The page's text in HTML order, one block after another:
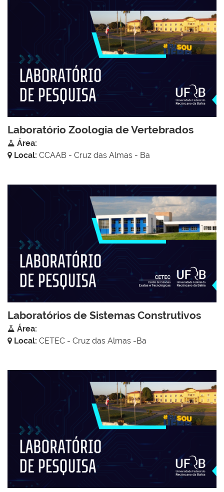
Laboratório Zoologia de Vertebrados
Área:
Local: CCAAB - Cruz das Almas - Ba
Laboratórios de Sistemas Construtivos
Área:
Local: CETEC - Cruz das Almas -Ba